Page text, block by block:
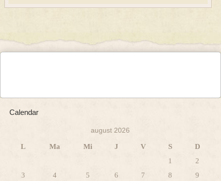
Calendar
august 2026
L Ma Mi J V S
D
1
2
3
4 5 6 7 8
9